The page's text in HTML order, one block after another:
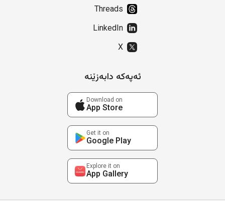
Threads
LinkedIn
X
ئەپەکە دابەزێنە
Download on
App Store
Get it on
Google Play
Explore it on
App Gallery